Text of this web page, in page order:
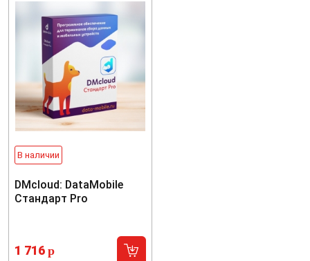
В наличии
DMcloud: DataMobile
Стандарт Pro
1 716 p